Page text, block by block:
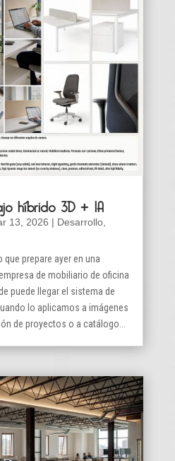
híbrido 3D + IA
13, 2026 | Desarrollo,
que prepare ayer en una
de mobiliario de oficina
puede llegar el sistema de
lo aplicamos a imágenes
de proyectos o a catálogo...